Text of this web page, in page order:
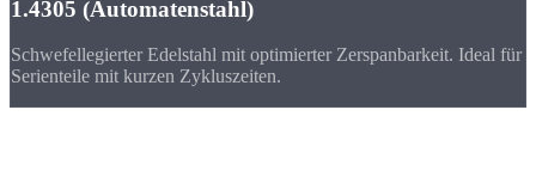
1.4305 (Automatenstahl)
Schwefellegierter Edelstahl mit optimierter Zerspanbarkeit. Ideal für
Serienteile mit kurzen Zykluszeiten.